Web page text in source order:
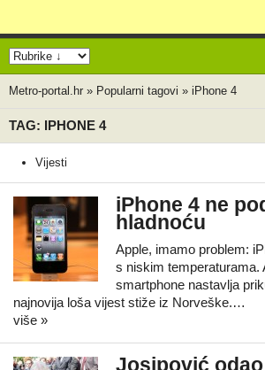
Metro-portal.hr » Popularni tagovi » iPhone 4
TAG: IPHONE 4
Vijesti
iPhone 4 ne
hladnoću
Apple, imamo problem:
s niskim temperaturama.
smartphone nastavlja
najnovija loša vijest stiže iz Norveške.…
više »
Josipović